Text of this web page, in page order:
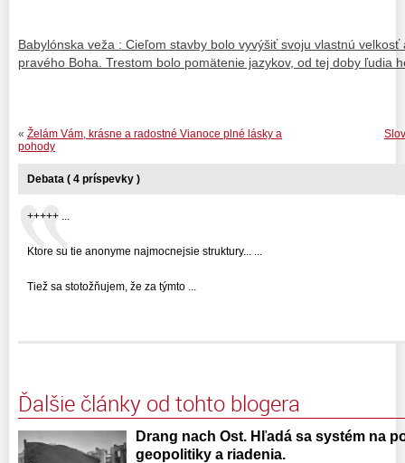
Babylónska veža : Cieľom stavby bolo vyvýšiť svoju vlastnú
pravého Boha. Trestom bolo pomätenie jazykov, od tej doby ľudia
« Želám Vám, krásne a radostné Vianoce plné lásky a
pohody
Debata ( 4 príspevky )
+++++ ...
Ktore su tie anonyme najmocnejsie struktury... ...
Tiež sa stotožňujem, že za týmto ...
Ďalšie články od tohto blogera
Drang nach Ost. Hľadá sa systém na
geopolitiky a riadenia.